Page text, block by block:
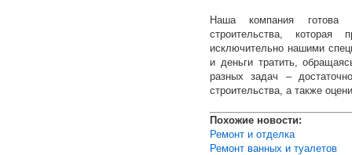
Наша компания
строительства, которая
исключительно нашими
и деньги тратить,
разных задач –
строительства, а также
Похожие новости:
Ремонт и отделка
Ремонт ванных и туалетов